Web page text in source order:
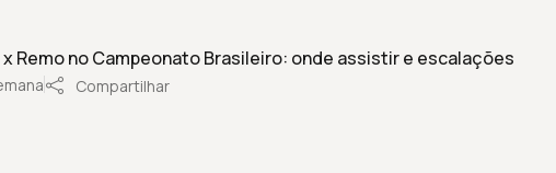
Remo no Campeonato Brasileiro: onde assistir e escalações
Compartilhar